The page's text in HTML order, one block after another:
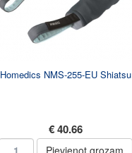
Homedics NMS-255-EU Shiatsu
€ 40.66
Pievienot grozam